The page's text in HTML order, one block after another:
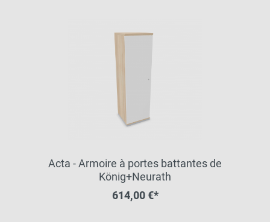
Acta - Armoire à portes battantes de
König+Neurath
614,00 €*